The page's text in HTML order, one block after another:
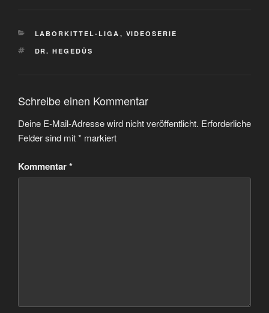
KATEGORIEN
LABORKITTEL-LIGA , VIDEOSERIE
SCHLAGWÖRTER
DR. HEGEDÜS
Schreibe einen Kommentar
Deine E-Mail-Adresse wird nicht veröffentlicht. Erforderliche
Felder sind mit* markiert
Kommentar*